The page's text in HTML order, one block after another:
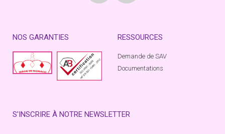
NOS GARANTIES RESSOURCES
Demande de SAV
Documentations
S'INSCRIRE À NOTRE NEWSLETTER